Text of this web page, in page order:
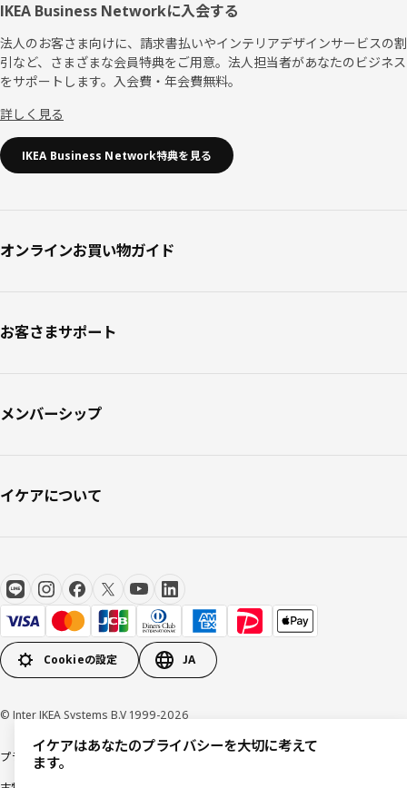
IKEA Business Networkに入会する
法人のお客さま向けに、請求書払いやインテリアデザインサービスの割
引など、さまざまな会員特典をご用意。法人担当者があなたのビジネス
をサポートします。入会費・年会費無料。
詳しく見る
IKEA Business Network特典を見る
オンラインお買い物ガイド
お客さまサポート
メンバーシップ
イケアについて
Cookieの設定 JA
© Inter IKEA Systems B.V 1999-2026
プライバシーポリシー利用規約 Cookieポリシー特定商取引法に基づく表記
イケアはあなたのプライバシーを大切に考えて
ます。